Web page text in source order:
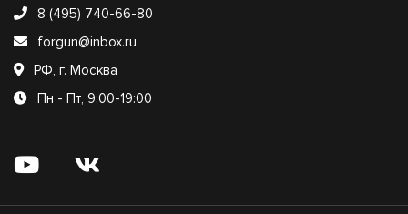
8 (495) 740-66-80
forgun@inbox.ru
РФ, г. Москва
Пн - Пт, 9:00-19:00